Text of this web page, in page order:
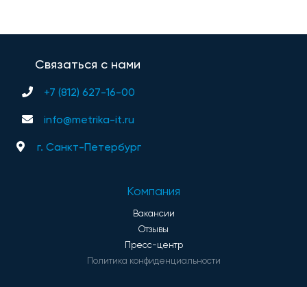
Связаться с нами
+7 (812) 627-16-00
info@metrika-it.ru
г. Санкт-Петербург
Компания
Вакансии
Отзывы
Пресс-центр
Политика конфиденциальности